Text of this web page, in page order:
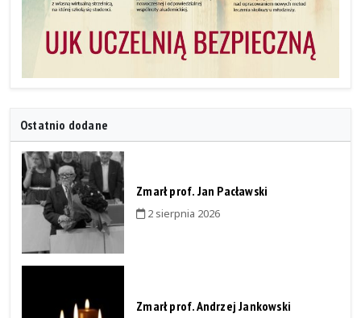
Ostatnio dodane
Zmarł prof. Jan Pacławski
2 sierpnia 2026
Zmarł prof. Andrzej Jankowski